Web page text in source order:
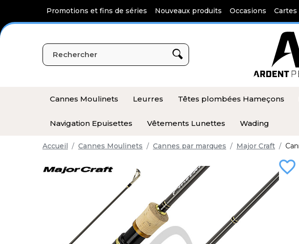
Promotions et fins de séries Nouveaux produits Occasions Cartes
Cannes Moulinets Leurres Têtes plombées Hameçons
Navigation Epuisettes Vêtements Lunettes Wading
Accueil Cannes Moulinets Cannes par marques Major Craft
favorite_border